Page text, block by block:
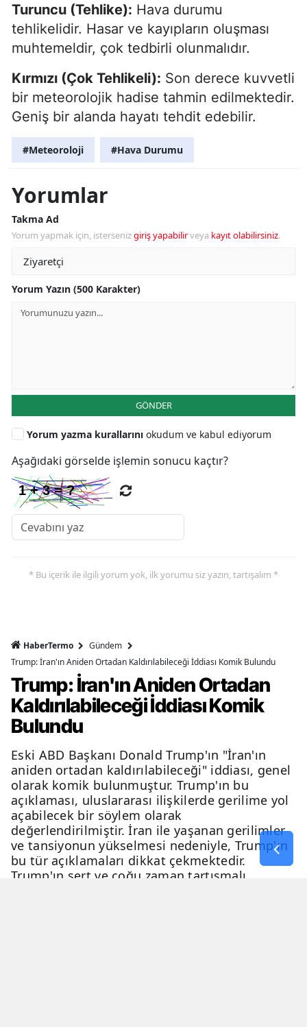
Turuncu (Tehlike): Hava durumu
tehlikelidir. Hasar ve kayıpların oluşması
muhtemeldir, çok tedbirli olunmalıdır.
Kırmızı (Çok Tehlikeli): Son derece kuvvetli
bir meteorolojik hadise tahmin edilmektedir.
Geniş bir alanda hayatı tehdit edebilir.
#Meteoroloji #Hava Durumu
Yorumlar
Takma Ad
Yorum yapmak için, istersenizgiriş yapabilirveya kayıt olabilirsiniz.
Yorum Yazın (500 Karakter)
GÖNDER
Yorum yazma kurallarını okudum ve kabul ediyorum
Aşağıdaki görselde işlemin sonucu kaçtır?
* Bu içerik ile ilgili yorum yok, ilk yorumu siz yazın, tartışalım *
HaberTermo
Gündem
Trump: İran'ın Aniden Ortadan Kaldırılabileceği İddiası Komik Bulundu
Trump: İran'ın Aniden Ortadan
Kaldırılabileceği İddiası Komik
Bulundu
Eski ABD Başkanı Donald Trump'ın "İran'ın
aniden ortadan kaldırılabileceği" iddiası, genel
olarak komik bulunmuştur. Trump'ın bu
açıklaması, uluslararası ilişkilerde gerilime yol
açabilecek bir söylem olarak
değerlendirilmiştir. İran ile yaşanan gerilimler
ve tansiyonun yükselmesi nedeniyle, Trump'ın
bu tür açıklamaları dikkat çekmektedir.
Trump'ın sert ve çoğu zaman tartışmalı